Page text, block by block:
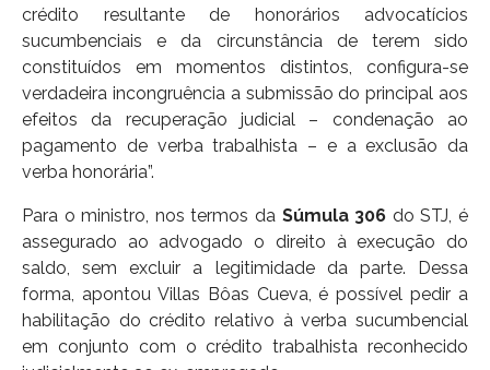
crédito resultante de honorários advocatícios
sucumbenciais e da circunstância de terem sido
constituídos em momentos distintos, configura-se
verdadeira incongruência a submissão do principal aos
efeitos da recuperação judicial – condenação ao
pagamento de verba trabalhista – e a exclusão da
verba honorária”.
Para o ministro, nos termos da Súmula 306 do STJ, é
assegurado ao advogado o direito à execução do
saldo, sem excluir a legitimidade da parte. Dessa
forma, apontou Villas Bôas Cueva, é possível pedir a
habilitação do crédito relativo à verba sucumbencial
em conjunto com o crédito trabalhista reconhecido